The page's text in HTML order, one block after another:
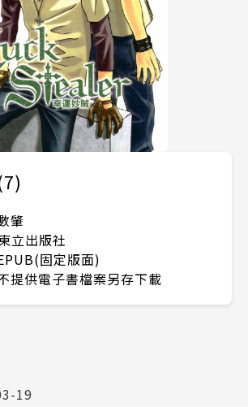
肇
立出版社
固定版面)
提供電子書檔案另存下載
19